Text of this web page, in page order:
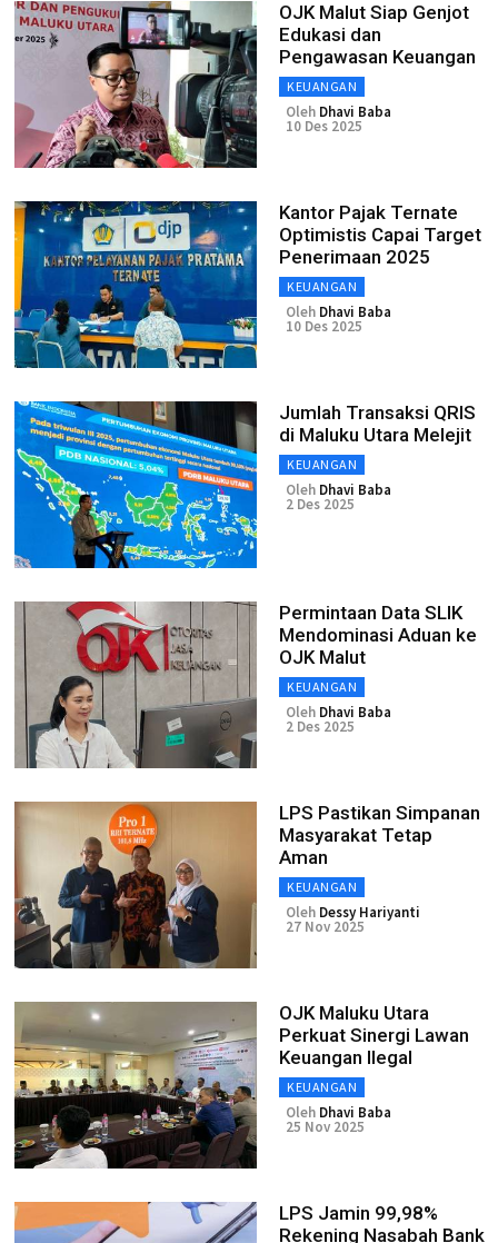
OJK Malut Siap Genjot
Edukasi dan
Pengawasan Keuangan
KEUANGAN
Oleh Dhavi Baba
10 Des 2025
Kantor Pajak Ternate
Optimistis Capai Target
Penerimaan 2025
KEUANGAN
Oleh Dhavi Baba
10 Des 2025
Jumlah Transaksi QRIS
di Maluku Utara Melejit
KEUANGAN
Oleh Dhavi Baba
2 Des 2025
Permintaan Data SLIK
Mendominasi Aduan ke
OJK Malut
KEUANGAN
Oleh Dhavi Baba
2 Des 2025
LPS Pastikan Simpanan
Masyarakat Tetap
Aman
KEUANGAN
Oleh Dessy Hariyanti
27 Nov 2025
OJK Maluku Utara
Perkuat Sinergi Lawan
Keuangan Ilegal
KEUANGAN
Oleh Dhavi Baba
25 Nov 2025
LPS Jamin 99,98%
Rekening Nasabah Bank